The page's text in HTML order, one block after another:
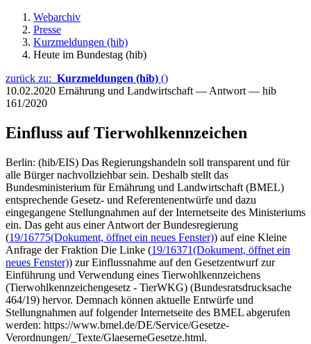
Webarchiv
Presse
Kurzmeldungen (hib)
Heute im Bundestag (hib)
zurück zu: Kurzmeldungen (hib) ()
10.02.2020 Ernährung und Landwirtschaft — Antwort — hib
161/2020
Einfluss auf Tierwohlkennzeichen
Berlin: (hib/EIS) Das Regierungshandeln soll transparent und für
alle Bürger nachvollziehbar sein. Deshalb stellt das
Bundesministerium für Ernährung und Landwirtschaft (BMEL)
entsprechende Gesetz- und Referentenentwürfe und dazu
eingegangene Stellungnahmen auf der Internetseite des Ministeriums
ein. Das geht aus einer Antwort der Bundesregierung
(19/16775(Dokument, öffnet ein neues Fenster)) auf eine Kleine
Anfrage der Fraktion Die Linke (19/16371(Dokument, öffnet ein
neues Fenster)) zur Einflussnahme auf den Gesetzentwurf zur
Einführung und Verwendung eines Tierwohlkennzeichens
(Tierwohlkennzeichengesetz - TierWKG) (Bundesratsdrucksache
464/19) hervor. Demnach können aktuelle Entwürfe und
Stellungnahmen auf folgender Internetseite des BMEL abgerufen
werden: https://www.bmel.de/DE/Service/Gesetze-
Verordnungen/_Texte/GlaeserneGesetze.html.